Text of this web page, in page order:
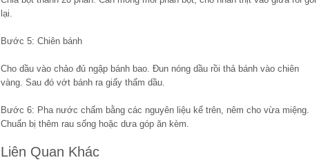
lại.
Bước 5: Chiên bánh
Cho dầu vào chảo đủ ngập bánh bao. Đun nóng dầu rồi thả bánh vào chiên
vàng. Sau đó vớt bánh ra giấy thấm dầu.
Bước 6: Pha nước chấm bằng các nguyên liệu kể trên, nêm cho vừa miệng.
Chuẩn bị thêm rau sống hoặc dưa góp ăn kèm.
Liên Quan Khác